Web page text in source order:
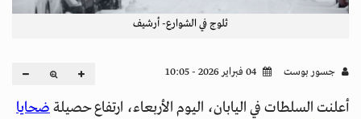
ثلوج في الشوارع- أرشيف
جسور بوست
أعلنت السلطات في اليابان، اليوم الأربعاء، ارتفاع حصيلةضحايا